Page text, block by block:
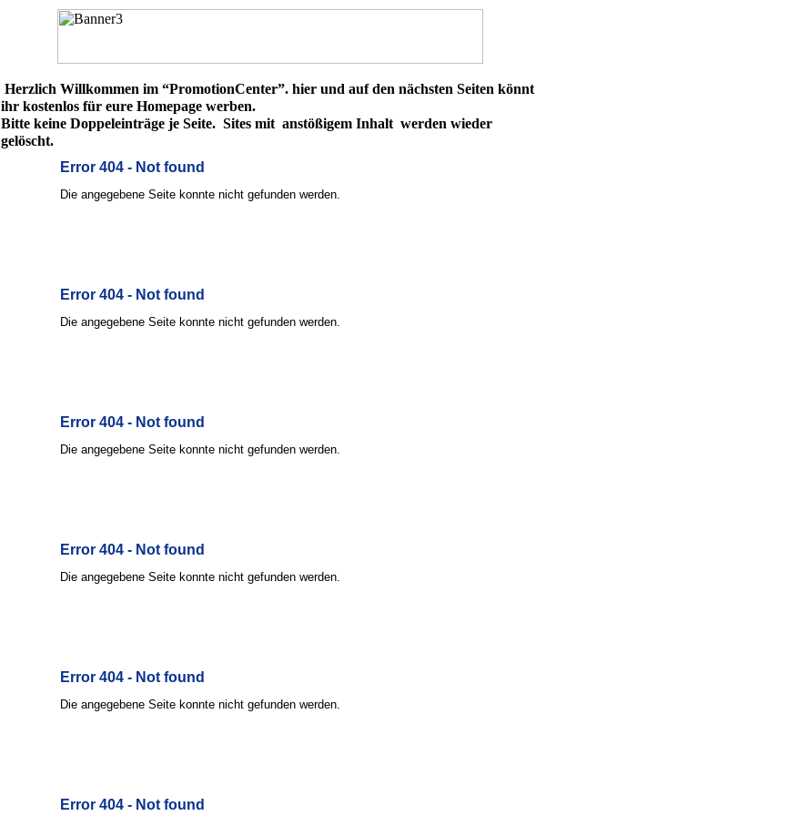
Herzlich Willkommen im “PromotionCenter”. hier und auf den nächsten Seiten könnt
ihr kostenlos für eure Homepage werben.
Bitte keine Doppeleinträge je Seite. Sites mit anstößigem Inhalt werden wieder
gelöscht.